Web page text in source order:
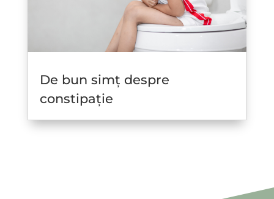
De bun simț despre
constipație